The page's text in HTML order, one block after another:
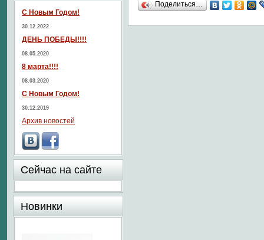
Поделиться…
С Новым Годом!
30.12.2022
ДЕНЬ ПОБЕДЫ!!!!
08.05.2020
8 марта!!!!
08.03.2020
С Новым Годом!
30.12.2019
Архив новостей
Сейчас на сайте
Новинки